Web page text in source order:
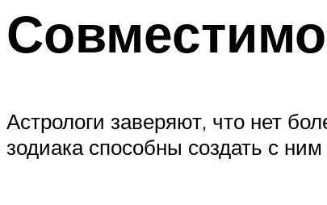
Астрологи заверяют, что нет
зодиака способны создать с